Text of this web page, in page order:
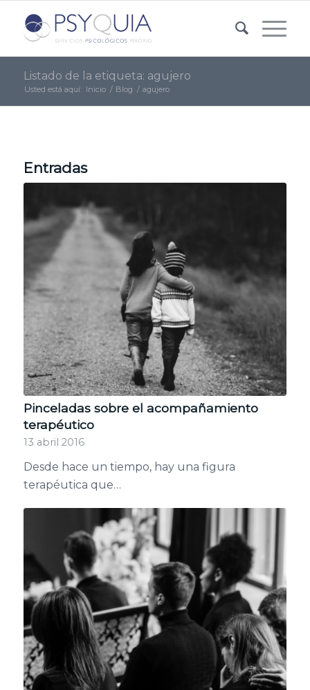
Listado de la etiqueta: agujero
Usted está aquí: Inicio / Blog / agujero
Entradas
Pinceladas sobre el acompañamiento
terapéutico
13 abril 2016
Desde hace un tiempo, hay una figura
terapéutica que…